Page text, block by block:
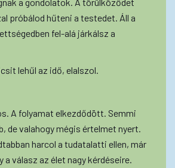
próbálod hűteni a testedet. Áll a
fel-alá járkálsz a
lehűl az idő, elalszol.
A folyamat elkezdődött. Semmi
de valahogy mégis értelmet nyert.
harcol a tudatalatti ellen, már
a válasz az élet nagy kérdéseire.